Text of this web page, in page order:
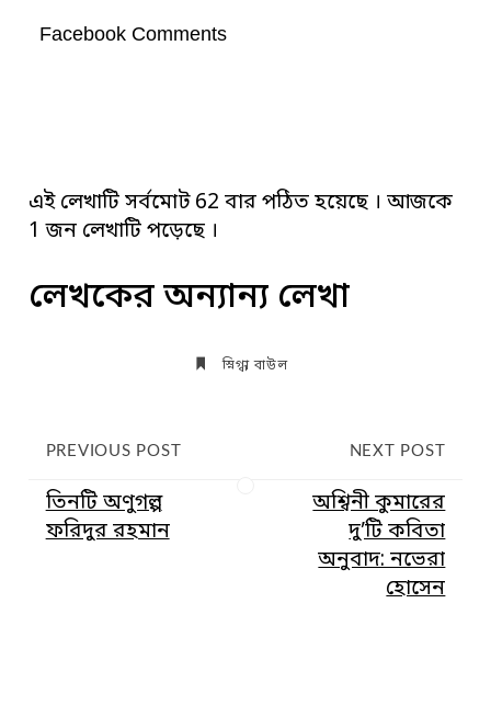
Facebook Comments
এই লেখাটি সর্বমোট 62 বার পঠিত হয়েছে । আজকে
1 জন লেখাটি পড়েছে ।
লেখকের অন্যান্য লেখা
স্নিগ্ধা বাউল
PREVIOUS POST
তিনটি অণুগল্প
ফরিদুর রহমান
NEXT POST
অশ্বিনী কুমারের
দু’টি কবিতা
অনুবাদ: নভেরা
হোসেন